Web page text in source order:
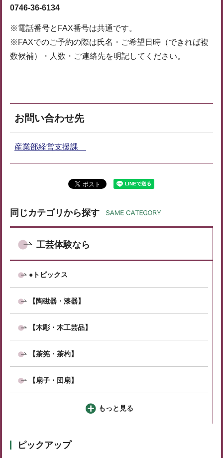
0746-36-6134
※電話番号とFAX番号は共通です。
※FAXでのご予約の際は氏名・ご希望日時（できれば複
数候補）・人数・ご連絡先を明記してください。
お問い合わせ先
産業部経営支援課
同じカテゴリから探す
工芸体験なら
●トピックス
【陶磁器・漆器】
【木彫・木工芸品】
【茶筅・茶杓】
【扇子・団扇】
もっと見る
ピックアップ